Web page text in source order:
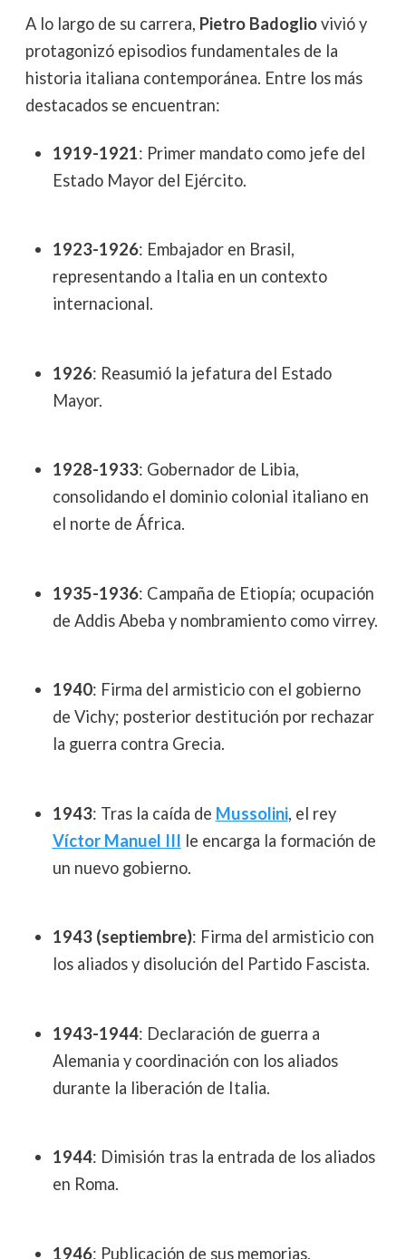
A lo largo de su carrera, Pietro Badogliovivió y
protagonizó episodios fundamentales de la
historia italiana contemporánea. Entre los más
destacados se encuentran:
1919-1921: Primer mandato como jefe del
Estado Mayor del Ejército.
1923-1926: Embajador en Brasil,
representando a Italia en un contexto
internacional.
1926: Reasumió la jefatura del Estado
Mayor.
1928-1933: Gobernador de Libia,
consolidando el dominio colonial italiano en
el norte de África.
1935-1936: Campaña de Etiopía; ocupación
de Addis Abeba y nombramiento como virrey.
1940: Firma del armisticio con el gobierno
de Vichy; posterior destitución por rechazar
la guerra contra Grecia.
1943: Tras la caída de Mussolini, el rey
Víctor Manuel III le encarga la formación de
un nuevo gobierno.
1943 (septiembre): Firma del armisticio con
los aliados y disolución del Partido Fascista.
1943-1944: Declaración de guerra a
Alemania y coordinación con los aliados
durante la liberación de Italia.
1944: Dimisión tras la entrada de los aliados
en Roma.
1946: Publicación de sus memorias.